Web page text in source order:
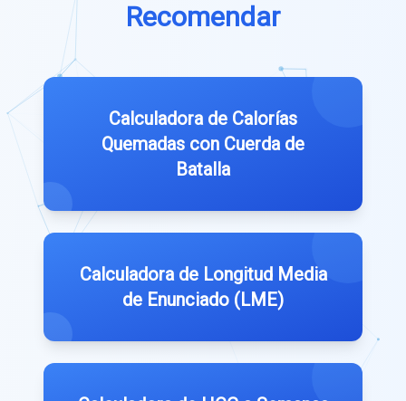
Recomendar
Calculadora de Calorías
Quemadas con Cuerda de
Batalla
Calculadora de Longitud Media
de Enunciado (LME)